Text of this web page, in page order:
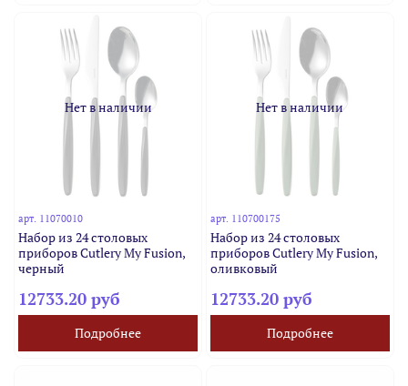
Нет в наличии
арт. 11070010
Набор из 24 столовых
приборов Cutlery My Fusion,
черный
12733.20 руб
Подробнее
Нет в наличии
арт. 110700175
Набор из 24 столовых
приборов Cutlery My Fusion,
оливковый
12733.20 руб
Подробнее